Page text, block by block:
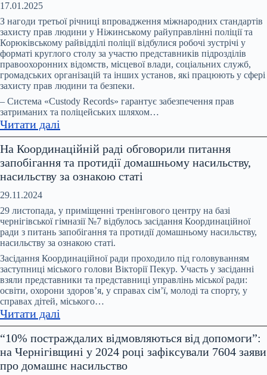
є
випадки
насильства,
має
бути
спеціалізована
служба
підтримки
–
рішення
учасників
профільної
Міжвідомчої
17.01.2025
З нагоди третьої річниці впровадження міжнародних стандартів
захисту прав людини у Ніжинському райуправлінні поліції та
Корюківському райвідділі поліції відбулися робочі зустрічі у
форматі круглого столу за участю представників підрозділів
правоохоронних відомств, місцевої влади, соціальних служб,
громадських організацій та інших установ, які працюють у сфері
захисту прав людини та безпеки.
– Система «Custody Records» гарантує забезпечення прав
затриманих та поліцейських шляхом…
Читати далі
Система
Custody
Records:
3
роботи
в
підрозділах
поліції
Ніжина
та
Корюіківки
На Координаційній раді обговорили питання
запобігання та протидії домашньому насильству,
насильству за ознакою статі
29.11.2024
29 листопада, у приміщенні тренінгового центру на базі
чернігівської гімназії №7 відбулось засідання Координаційної
ради з питань запобігання та протидії домашньому насильству,
насильству за ознакою статі.
Засідання Координаційної ради проходило під головуванням
заступниці міського голови Вікторії Пекур. Участь у засіданні
взяли представники та представниці управлінь міської ради:
освіти, охорони здоров’я, у справах сім’ї, молоді та спорту, у
справах дітей, міського…
Читати далі
На
Координаційній
раді
обговорили
“10% постраждалих відмовляються від допомоги”:
на Чернігівщині у 2024 році зафіксували 7604 заяви
про домашнє насильство